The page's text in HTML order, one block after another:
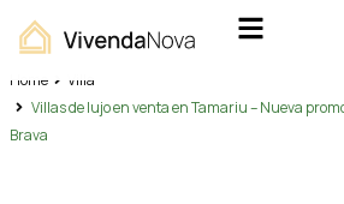
Home
Villa
Villas de lujo en venta en Tamariu – Nueva
Brava